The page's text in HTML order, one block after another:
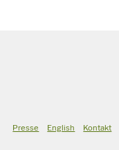
Presse English Kontakt